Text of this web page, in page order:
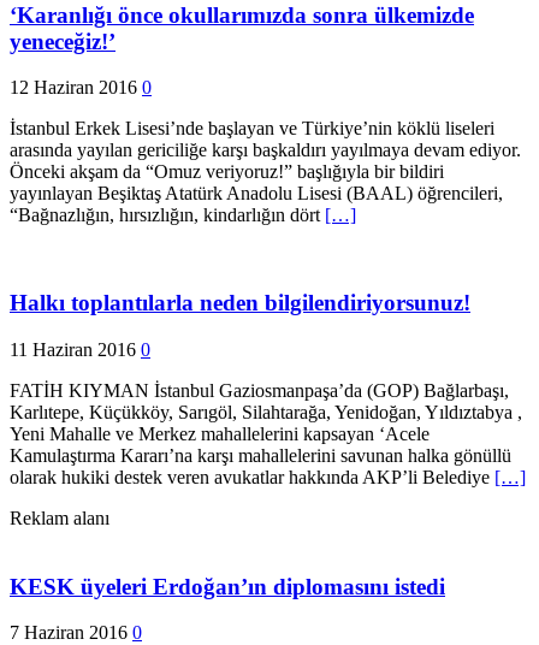
‘Karanlığı önce okullarımızda sonra ülkemizde
yeneceğiz!’
12 Haziran 2016 0
İstanbul Erkek Lisesi’nde başlayan ve Türkiye’nin köklü liseleri
arasında yayılan gericiliğe karşı başkaldırı yayılmaya devam ediyor.
Önceki akşam da “Omuz veriyoruz!” başlığıyla bir bildiri
yayınlayan Beşiktaş Atatürk Anadolu Lisesi (BAAL) öğrencileri,
“Bağnazlığın, hırsızlığın, kindarlığın dört […]
Halkı toplantılarla neden bilgilendiriyorsunuz!
11 Haziran 2016 0
FATİH KIYMAN İstanbul Gaziosmanpaşa’da (GOP) Bağlarbaşı,
Karlıtepe, Küçükköy, Sarıgöl, Silahtarağa, Yenidoğan, Yıldıztabya ,
Yeni Mahalle ve Merkez mahallelerini kapsayan ‘Acele
Kamulaştırma Kararı’na karşı mahallelerini savunan halka gönüllü
olarak hukiki destek veren avukatlar hakkında AKP’li Belediye […]
Reklam alanı
KESK üyeleri Erdoğan’ın diplomasını istedi
7 Haziran 2016 0